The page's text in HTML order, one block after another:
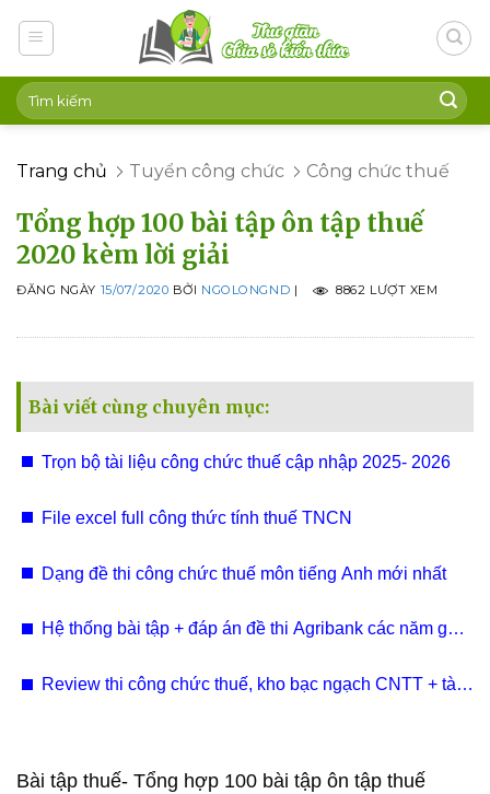
Trang chủ Tuyển công chức Công chức thuế
Tổng hợp 100 bài tập ôn tập thuế
2020 kèm lời giải
ĐĂNG NGÀY 15/07/2020 BỞI NGOLONGND | 8862 LƯỢT XEM
Bài viết cùng chuyên mục:
Trọn bộ tài liệu công chức thuế cập nhập 2025- 2026
File excel full công thức tính thuế TNCN
Dạng đề thi công chức thuế môn tiếng Anh mới nhất
Hệ thống bài tập + đáp án đề thi Agribank các năm gần
Review thi công chức thuế, kho bạc ngạch CNTT + tài
Bài tập thuế- Tổng hợp 100 bài tập ôn tập thuế